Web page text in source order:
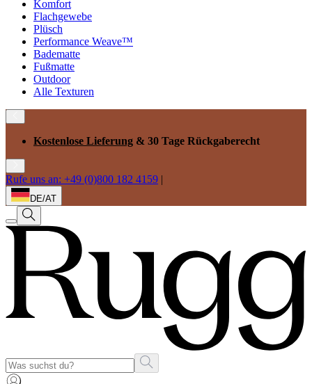
Komfort
Flachgewebe
Plüsch
Performance Weave™
Badematte
Fußmatte
Outdoor
Alle Texturen
Kostenlose Lieferung & 30 Tage Rückgaberecht
Rufe uns an: +49 (0)800 182 4159 |
DE/AT